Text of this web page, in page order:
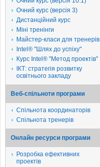
Очний курс (версія 3)
Дистанційний курс
Міні тренінги
Майстер-класи для тренерів
Intel® "Шлях до успіху"
Курс Intel® "Метод проектів"
ІКТ: стратегія розвитку
освітнього закладу
Веб-спільноти програми
Спільнота координаторів
Спільнота тренерів
Онлайн ресурси програми
Розробка ефективних
проектів